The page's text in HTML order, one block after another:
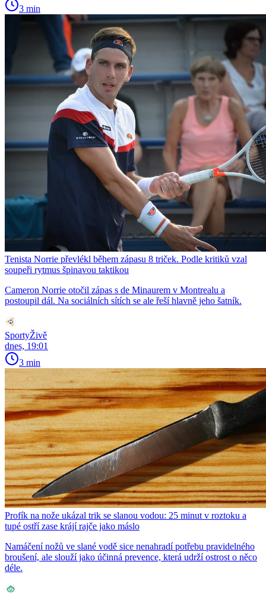
3 min
Tenista Norrie převlékl během zápasu 8 triček. Podle kritiků vzal
soupeři rytmus špinavou taktikou
Cameron Norrie otočil zápas s de Minaurem v Montrealu a
postoupil dál. Na sociálních sítích se ale řeší hlavně jeho šatník.
SportyŽivě
dnes, 19:01
3 min
Profík na nože ukázal trik se slanou vodou: 25 minut v roztoku a
tupé ostří zase krájí rajče jako máslo
Namáčení nožů ve slané vodě sice nenahradí potřebu pravidelného
broušení, ale slouží jako účinná prevence, která udrží ostrost o něco
déle.